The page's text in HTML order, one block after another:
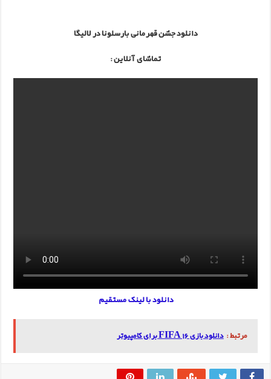
دانلود جشن قهرمانی بارسلونا در لالیگا
تماشای آنلاین :
دانلود با لینک مستقیم
مرتبط : دانلود بازی FIFA 16 برای کامپیوتر